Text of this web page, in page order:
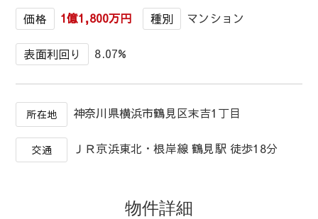
価格 1億1,800万円 種別 マンション
表面利回り 8.07%
所在地 神奈川県横浜市鶴見区末吉1丁目
交通 ＪＲ京浜東北・根岸線 鶴見駅 徒歩18分
物件詳細